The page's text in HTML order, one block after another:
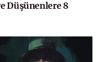
Düşünenlere 8